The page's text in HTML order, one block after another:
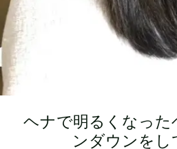
ヘナで明るくなっ
ンダウンを